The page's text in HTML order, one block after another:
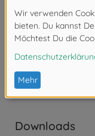
Tamiya PS-
PS-35 Blau-
Inhalt: 100 ml
Achtung! Nicht
Downloads